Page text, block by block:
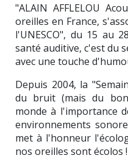
"ALAIN AFFLELOU
oreilles en France,
l'UNESCO", du 15 au
santé auditive, c'est du
avec une touche
Depuis 2004, la
du bruit (mais du
monde à l'importance
environnements
met à l'honneur
nos oreilles sont écolos !